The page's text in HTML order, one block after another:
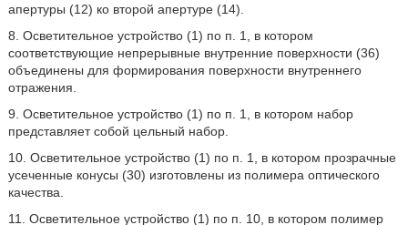
апертуры (12) ко второй апертуре (14).
8. Осветительное устройство (1) по п. 1, в котором
соответствующие непрерывные внутренние поверхности (36)
объединены для формирования поверхности внутреннего
отражения.
9. Осветительное устройство (1) по п. 1, в котором набор
представляет собой цельный набор.
10. Осветительное устройство (1) по п. 1, в котором прозрачные
усеченные конусы (30) изготовлены из полимера оптического
качества.
11. Осветительное устройство (1) по п. 10, в котором полимер